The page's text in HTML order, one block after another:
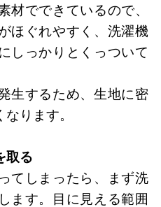
材でできているので、
ほぐれやすく、洗濯機
しっかりとくっついて
生するため、生地に密
ります。
取る
てしまったら、まず洗
ます。目に見える範囲